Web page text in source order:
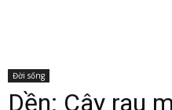
Đời sống
Dền: Cây rau